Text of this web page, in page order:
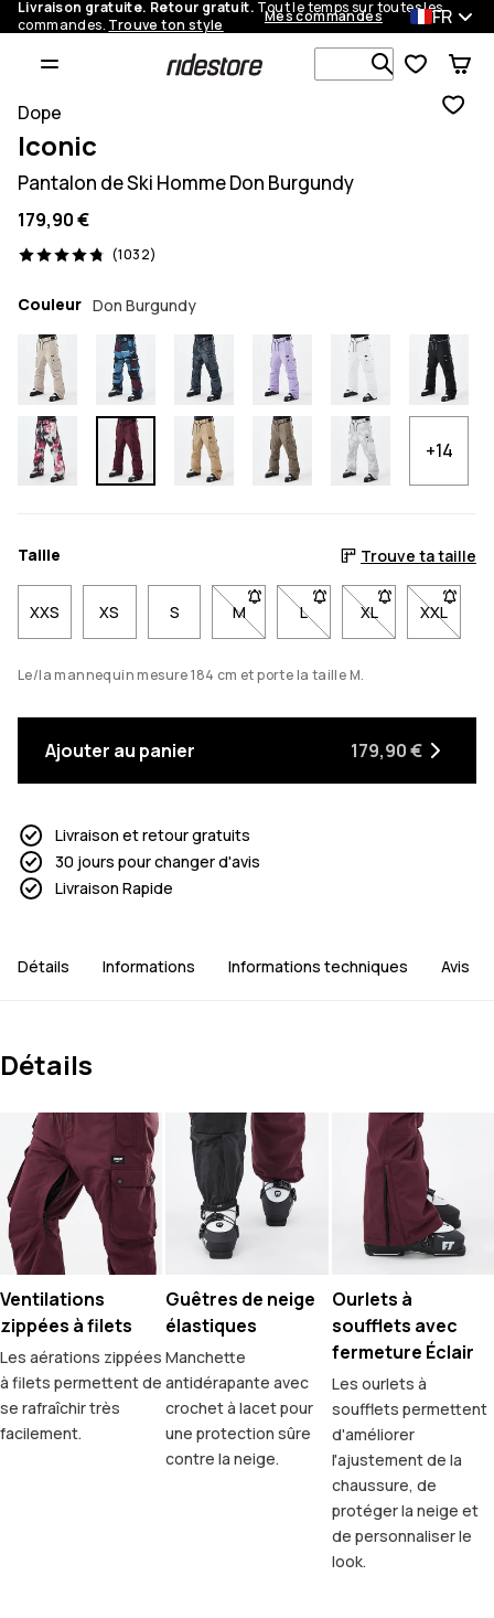
Livraison gratuite. Retour gratuit. Tout le temps sur toutes les
commandes. Trouve ton style Mes commandes FR
Recherche
Dope
Iconic
Pantalon de Ski Homme Don Burgundy
179,90 €
(1032)
1032 avis, 4.8/5
Couleur Don Burgundy
+14
Taille Trouve ta taille
XXS XS S M- Taille M non disponible. Clique
L- Taille L non disponible.
XL- Taille XL non
XXL- Taille
Le/la mannequin mesure 184 cm et porte la taille M.
Ajouter au panier 179,90 €
Livraison et retour gratuits
30 jours pour changer d'avis
Livraison Rapide
Détails Informations Informations techniques Avis
Détails
Ventilations
zippées à filets
Les aérations zippées
à filets permettent de
se rafraîchir très
facilement.
Guêtres de neige
élastiques
Manchette
antidérapante avec
crochet à lacet pour
une protection sûre
contre la neige.
Ourlets à
soufflets avec
fermeture Éclair
Les ourlets à
soufflets permettent
d'améliorer
l'ajustement de la
chaussure, de
protéger la neige et
de personnaliser le
look.